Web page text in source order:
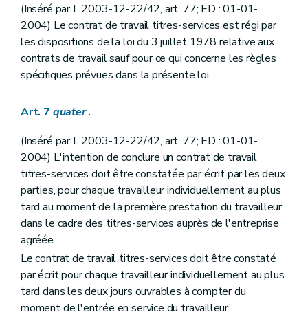
(Inséré par L 2003-12-22/42, art. 77; ED : 01-01-
2004) Le contrat de travail titres-services est régi par
les dispositions de la loi du 3 juillet 1978 relative aux
contrats de travail sauf pour ce qui concerne les règles
spécifiques prévues dans la présente loi.
Art. 7 quater.
(Inséré par L 2003-12-22/42, art. 77; ED : 01-01-
2004) L'intention de conclure un contrat de travail
titres-services doit être constatée par écrit par les deux
parties, pour chaque travailleur individuellement au plus
tard au moment de la première prestation du travailleur
dans le cadre des titres-services auprès de l'entreprise
agréée.
Le contrat de travail titres-services doit être constaté
par écrit pour chaque travailleur individuellement au plus
tard dans les deux jours ouvrables à compter du
moment de l'entrée en service du travailleur.